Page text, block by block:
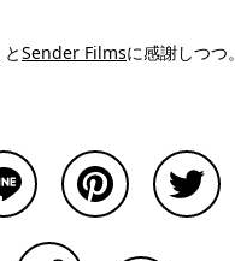
とSender Filmsに感謝しつつ。